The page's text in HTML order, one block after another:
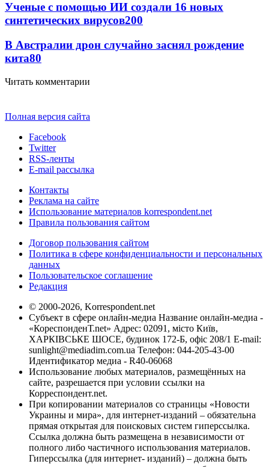
Ученые с помощью ИИ создали 16 новых
синтетических вирусов200
В Австралии дрон случайно заснял рождение
кита80
Читать комментарии
Полная версия сайта
Facebook
Twitter
RSS-ленты
E-mail рассылка
Контакты
Реклама на сайте
Использование материалов korrespondent.net
Правила пользования сайтом
Договор пользования сайтом
Политика в сфере конфиденциальности и персональных
данных
Пользовательское соглашение
Редакция
© 2000-2026, Korrespondent.net
Субъект в сфере онлайн-медиа Название онлайн-медиа -
«КореспонденТ.net» Адрес: 02091, місто Київ,
ХАРКІВСЬКЕ ШОСЕ, будинок 172-Б, офіс 208/1 E-mail:
sunlight@mediadim.com.ua Телефон: 044-205-43-00
Идентификатор медиа - R40-06068
Использование любых материалов, размещённых на
сайте, разрешается при условии ссылки на
Корреспондент.net.
При копировании материалов со страницы «Новости
Украины и мира», для интернет-изданий – обязательна
прямая открытая для поисковых систем гиперссылка.
Ссылка должна быть размещена в независимости от
полного либо частичного использования материалов.
Гиперссылка (для интернет- изданий) – должна быть